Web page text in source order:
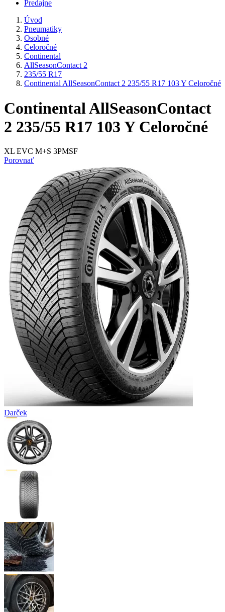
Predajne
Úvod
Pneumatiky
Osobné
Celoročné
Continental
AllSeasonContact 2
235/55 R17
Continental AllSeasonContact 2 235/55 R17 103 Y Celoročné
Continental AllSeasonContact
2 235/55 R17 103 Y Celoročné
XL EVC M+S 3PMSF
Porovnať
Darček